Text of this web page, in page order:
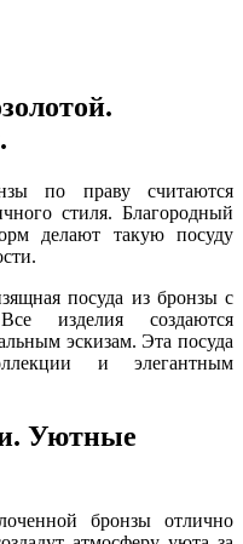
по праву считаются
стиля. Благородный
делают такую посуду
посуда из бронзы с
изделия создаются
эскизам. Эта посуда
и элегантным
Уютные
бронзы отлично